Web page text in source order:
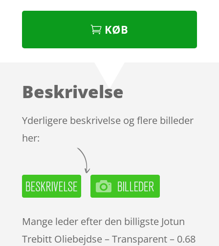
KØB
Beskrivelse
Yderligere beskrivelse og flere billeder
her:
Mange leder efter den billigste Jotun
Trebitt Oliebejdse – Transparent – 0.68